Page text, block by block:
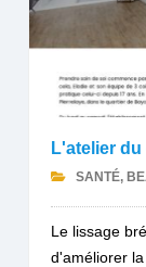
L'atelier
SANTÉ,
Le lissage
d'améliorer